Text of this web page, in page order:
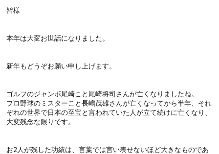
皆様
本年は大変お世話になりました。
新年もどうぞお願い申し上げます。
ゴルフのジャンボ尾崎こと尾崎将司さんが亡くなりましたね。
プロ野球のミスターこと長嶋茂雄さんが亡くなってから半年、それ
ぞれの世界で日本の至宝と言われていた人が立て続けに亡くなり、
大変残念な限りです。
お2人が残した功績は、言葉では言い表せないほど大きなものであ